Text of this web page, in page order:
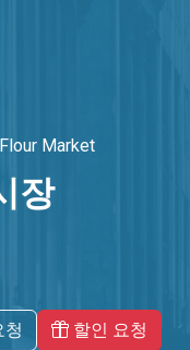
Market
장
할인 요청